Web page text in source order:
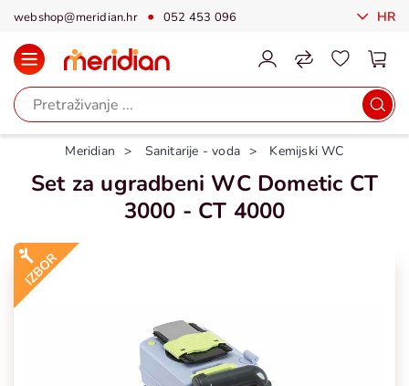
webshop@meridian.hr 052 453 096 HR
Meridian Sanitarije - voda Kemijski WC
Set za ugradbeni WC Dometic CT
3000 - CT 4000